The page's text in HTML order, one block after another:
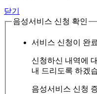
닫기
음성서비스 신청 확인
서비스 신청이 완
신청하신 내역에
내 드리도록 하겠
음성서비스 신청